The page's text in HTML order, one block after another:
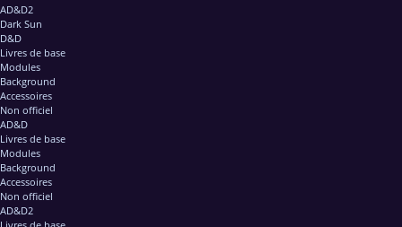
AD&D2
Dark Sun
D&D
Livres de base
Modules
Background
Accessoires
Non officiel
AD&D
Livres de base
Modules
Background
Accessoires
Non officiel
AD&D2